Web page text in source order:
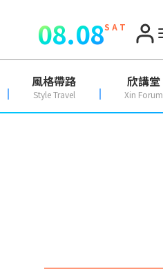
08.08S A T
風格帶路
Style Travel
欣講堂
Xin Forum